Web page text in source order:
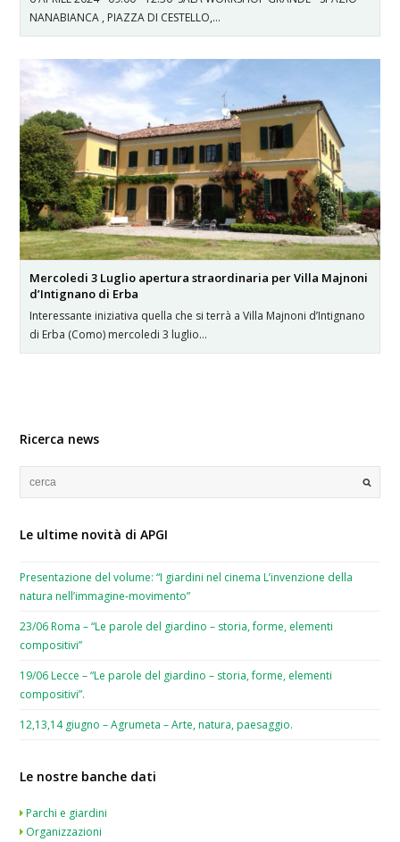
NANABIANCA , PIAZZA DI CESTELLO,…
Mercoledi 3 Luglio apertura straordinaria per Villa Majnoni
d’Intignano di Erba
Interessante iniziativa quella che si terrà a Villa Majnoni d’Intignano
di Erba (Como) mercoledi 3 luglio…
Ricerca news
Le ultime novità di APGI
Presentazione del volume: “I giardini nel cinema L’invenzione della
natura nell’immagine-movimento”
23/06 Roma – “Le parole del giardino – storia, forme, elementi
compositivi”
19/06 Lecce – “Le parole del giardino – storia, forme, elementi
compositivi”.
12,13,14 giugno – Agrumeta – Arte, natura, paesaggio.
Le nostre banche dati
Parchi e giardini
Organizzazioni